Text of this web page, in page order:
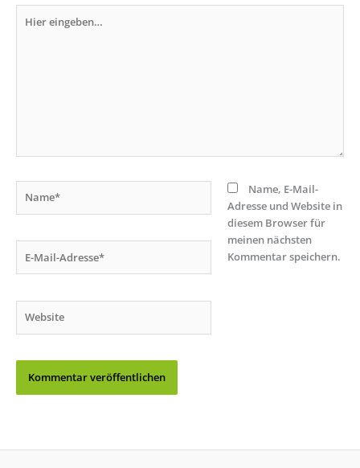
eingeben…
Mail-
Name, E-Mail-
Adresse und Website in
diesem Browser für
meinen nächsten
Kommentar speichern.